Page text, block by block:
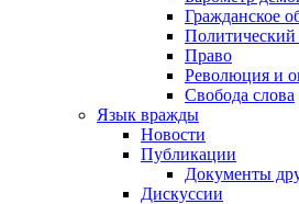
Гражданское
Право
Революция и
Свобода слова
Язык вражды
Новости
Публикации
Документы
Дискуссии